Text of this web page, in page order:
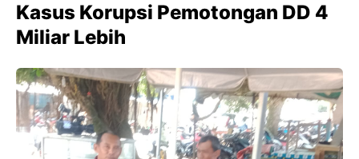
Kasus Korupsi Pemotongan DD 4
Miliar Lebih